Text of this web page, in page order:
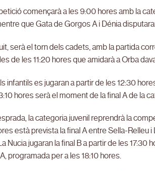
començarà a les 9:00 hores amb la
que Gata de Gorgos A i Dénia
serà el torn dels cadets, amb la partida
de les 11:20 hores que amidarà a Orba
infantils es jugaran a partir de les 12:30
hores serà el moment de la final A de la
la categoria juvenil reprendrà la
està prevista la final A entre Sella-Relleu
Nucia jugaran la final B a partir de les 17:30
programada per a les 18:10 hores.